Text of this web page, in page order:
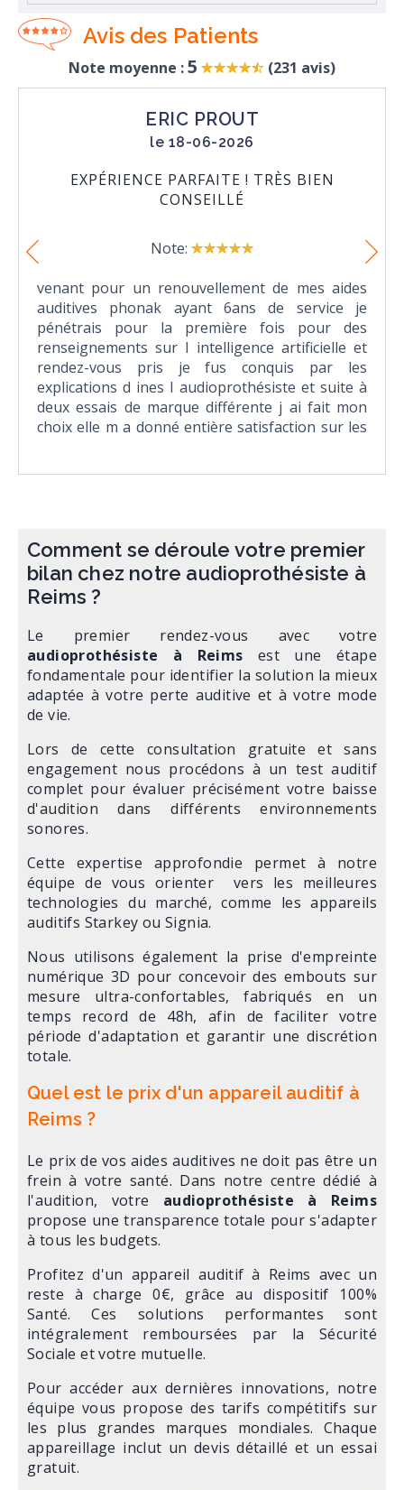
Avis des Patients
Note moyenne :5 (231 avis)
ERIC PROUT
le 18-06-2026
EXPÉRIENCE PARFAITE ! TRÈS BIEN
CONSEILLÉ
Note:
venant pour un renouvellement de mes aides
auditives phonak ayant 6ans de service je
pénétrais pour la première fois pour des
renseignements sur l intelligence artificielle et
rendez-vous pris je fus conquis par les
explications d ines l audioprothésiste et suite à
deux essais de marque différente j ai fait mon
choix elle m a donné entière satisfaction sur les
Comment se déroule votre premier
bilan chez notre audioprothésiste à
Reims ?
Le premier rendez-vous avec votre
audioprothésiste à Reims est une étape
fondamentale pour identifier la solution la mieux
adaptée à votre perte auditive et à votre mode
de vie.
Lors de cette consultation gratuite et sans
engagement nous procédons à un test auditif
complet pour évaluer précisément votre baisse
d'audition dans différents environnements
sonores.
Cette expertise approfondie permet à notre
équipe de vous orienter vers les meilleures
technologies du marché, comme les appareils
auditifs Starkey ou Signia.
Nous utilisons également la prise d'empreinte
numérique 3D pour concevoir des embouts sur
mesure ultra-confortables, fabriqués en un
temps record de 48h, afin de faciliter votre
période d'adaptation et garantir une discrétion
totale.
Quel est le prix d'un appareil auditif à
Reims ?
Le prix de vos aides auditives ne doit pas être un
frein à votre santé. Dans notre centre dédié à
l'audition, votre audioprothésiste à Reims
propose une transparence totale pour s'adapter
à tous les budgets.
Profitez d'un appareil auditif à Reims avec un
reste à charge 0€, grâce au dispositif 100%
Santé. Ces solutions performantes sont
intégralement remboursées par la Sécurité
Sociale et votre mutuelle.
Pour accéder aux dernières innovations, notre
équipe vous propose des tarifs compétitifs sur
les plus grandes marques mondiales. Chaque
appareillage inclut un devis détaillé et un essai
gratuit.